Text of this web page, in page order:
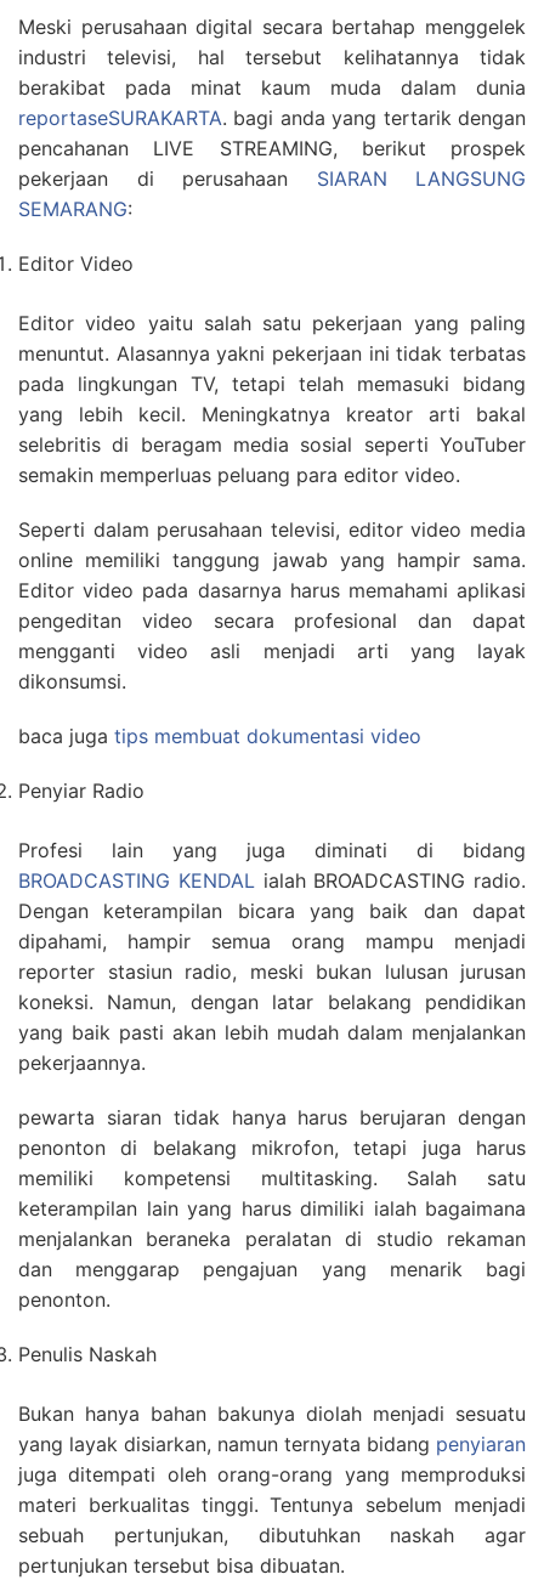
Meski perusahaan digital secara bertahap menggelek
industri televisi, hal tersebut kelihatannya tidak
berakibat pada minat kaum muda dalam dunia
reportaseSURAKARTA. bagi anda yang tertarik dengan
pencahanan LIVE STREAMING, berikut prospek
pekerjaan di perusahaan SIARAN LANGSUNG
SEMARANG:
Editor Video
Editor video yaitu salah satu pekerjaan yang paling
menuntut. Alasannya yakni pekerjaan ini tidak terbatas
pada lingkungan TV, tetapi telah memasuki bidang
yang lebih kecil. Meningkatnya kreator arti bakal
selebritis di beragam media sosial seperti YouTuber
semakin memperluas peluang para editor video.
Seperti dalam perusahaan televisi, editor video media
online memiliki tanggung jawab yang hampir sama.
Editor video pada dasarnya harus memahami aplikasi
pengeditan video secara profesional dan dapat
mengganti video asli menjadi arti yang layak
dikonsumsi.
baca juga tips membuat dokumentasi video
Penyiar Radio
Profesi lain yang juga diminati di bidang
BROADCASTING KENDALialah BROADCASTING radio.
Dengan keterampilan bicara yang baik dan dapat
dipahami, hampir semua orang mampu menjadi
reporter stasiun radio, meski bukan lulusan jurusan
koneksi. Namun, dengan latar belakang pendidikan
yang baik pasti akan lebih mudah dalam menjalankan
pekerjaannya.
pewarta siaran tidak hanya harus berujaran dengan
penonton di belakang mikrofon, tetapi juga harus
memiliki kompetensi multitasking. Salah satu
keterampilan lain yang harus dimiliki ialah bagaimana
menjalankan beraneka peralatan di studio rekaman
dan menggarap pengajuan yang menarik bagi
penonton.
Penulis Naskah
Bukan hanya bahan bakunya diolah menjadi sesuatu
yang layak disiarkan, namun ternyata bidang penyiaran
juga ditempati oleh orang-orang yang memproduksi
materi berkualitas tinggi. Tentunya sebelum menjadi
sebuah pertunjukan, dibutuhkan naskah agar
pertunjukan tersebut bisa dibuatan.